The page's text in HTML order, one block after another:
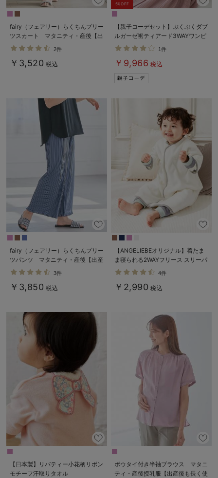
fairy（フェアリー）らくちんプリー
ツスカート マタニティ・産後【出
産後も長く使える】
2件
￥3,520 税込
5%OFF
【親子コーデセット】ぷくぷくダブ
ルガーゼ裾ティアード3WAYワンピ
ース＆産前産後使えるレギンスパジ
ャマ&2wayオール 出産準備 ギ
フト マタニティ・産後
1件
￥9,966 税込
fairy（フェアリー）らくちんプリー
ツパンツ マタニティ・産後【出産
後も長く使える】
3件
￥3,850 税込
【ANGELIEBEオリジナル】着たま
ま寝られる2WAYフリース スリーパ
ー
4件
￥2,990 税込
【日本製】リバティー小花柄リボン
モチーフ汗取りタオル
ボウタイ付き半袖ブラウス マタニ
ティ・産後授乳服【出産後も長く使